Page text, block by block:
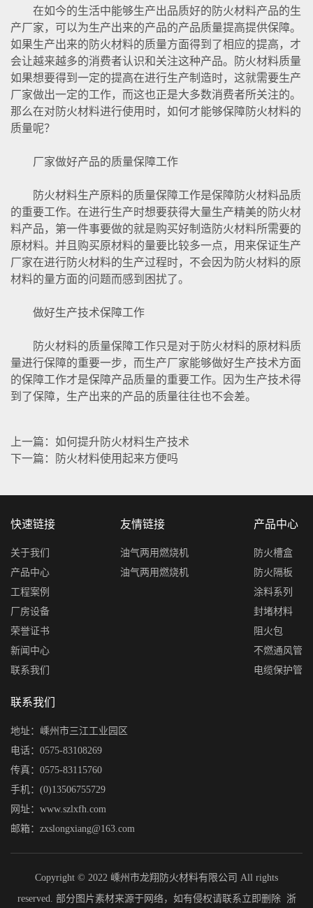
在如今的生活中能够生产出品质好的防火材料产品的生
产厂家，可以为生产出来的产品的产品质量提高提供保障。
如果生产出来的防火材料的质量方面得到了相应的提高，才
会让越来越多的消费者认识和关注这种产品。防火材料质量
如果想要得到一定的提高在进行生产制造时，这就需要生产
厂家做出一定的工作，而这也正是大多数消费者所关注的。
那么在对防火材料进行使用时，如何才能够保障防火材料的
质量呢？
厂家做好产品的质量保障工作
防火材料生产原料的质量保障工作是保障防火材料品质
的重要工作。在进行生产时想要获得大量生产精美的防火材
料产品，第一件事要做的就是购买好制造防火材料所需要的
原材料。并且购买原材料的量要比较多一点，用来保证生产
厂家在进行防火材料的生产过程时，不会因为防火材料的原
材料的量方面的问题而感到困扰了。
做好生产技术保障工作
防火材料的质量保障工作只是对于防火材料的原材料质
量进行保障的重要一步，而生产厂家能够做好生产技术方面
的保障工作才是保障产品质量的重要工作。因为生产技术得
到了保障，生产出来的产品的质量往往也不会差。
上一篇：如何提升防火材料生产技术
下一篇：防火材料使用起来方便吗
快速链接
关于我们
产品中心
工程案例
厂房设备
荣誉证书
新闻中心
联系我们
友情链接
油气两用燃烧机
油气两用燃烧机
产品中心
防火槽盒
防火隔板
涂料系列
封堵材料
阻火包
不燃通风管
电缆保护管
联系我们
地址：嵊州市三江工业园区
电话：0575-83108269
传真：0575-83115760
手机：(0)13506755729
网址：www.szlxfh.com
邮箱：zxslongxiang@163.com
Copyright © 2022 嵊州市龙翔防火材料有限公司 All rights
reserved. 部分图片素材来源于网络，如有侵权请联系立即删除 浙